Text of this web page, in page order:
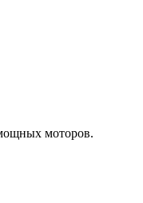
моторов.